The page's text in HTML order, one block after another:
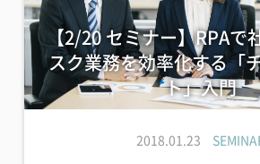
【2/20 セミナー】RPAで
スク業務を効率化する「
ト」入門
2018.01.23